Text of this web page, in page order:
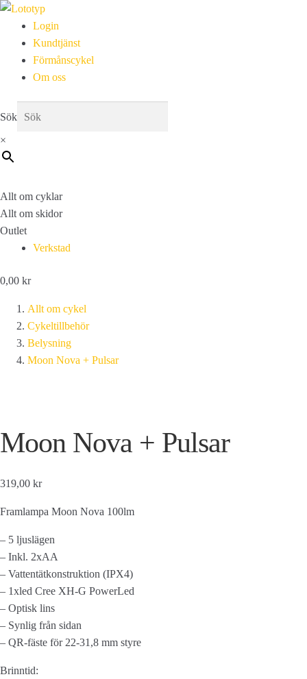
Login
Kundtjänst
Förmånscykel
Om oss
Sök
×
Allt om cyklar
Allt om skidor
Outlet
Verkstad
0,00 kr
Allt om cykel
Cykeltillbehör
Belysning
Moon Nova + Pulsar
Moon Nova + Pulsar
319,00 kr
Framlampa Moon Nova 100lm
– 5 ljuslägen
– Inkl. 2xAA
– Vattentätkonstruktion (IPX4)
– 1xled Cree XH-G PowerLed
– Optisk lins
– Synlig från sidan
– QR-fäste för 22-31,8 mm styre
Brinntid: